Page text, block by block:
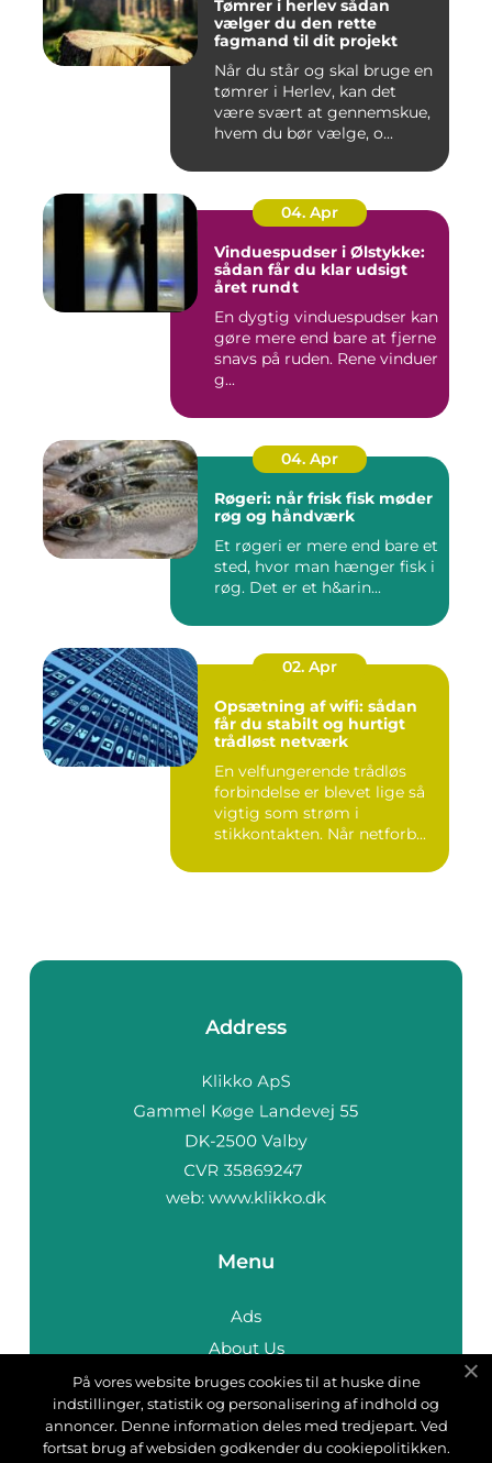
Tømrer i herlev sådan
vælger du den rette
fagmand til dit projekt
Når du står og skal bruge en
tømrer i Herlev, kan det
være svært at gennemskue,
hvem du bør vælge, o...
04. Apr
Vinduespudser i Ølstykke:
sådan får du klar udsigt
året rundt
En dygtig vinduespudser kan
gøre mere end bare at fjerne
snavs på ruden. Rene vinduer
g...
04. Apr
Røgeri: når frisk fisk møder
røg og håndværk
Et røgeri er mere end bare et
sted, hvor man hænger fisk i
røg. Det er et h&arin...
02. Apr
Opsætning af wifi: sådan
får du stabilt og hurtigt
trådløst netværk
En velfungerende trådløs
forbindelse er blevet lige så
vigtig som strøm i
stikkontakten. Når netforb...
Address
web: www.klikko.dk
Menu
Ads
About Us
Cookies
Contact
Sitemap
På vores website bruges cookies til at huske dine
indstillinger, statistik og personalisering af indhold og
annoncer. Denne information deles med tredjepart. Ved
fortsat brug af websiden godkender du cookiepolitikken.